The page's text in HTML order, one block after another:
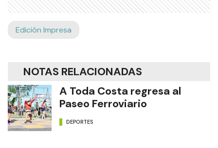
Edición Impresa
NOTAS RELACIONADAS
A Toda Costa regresa al
Paseo Ferroviario
DEPORTES